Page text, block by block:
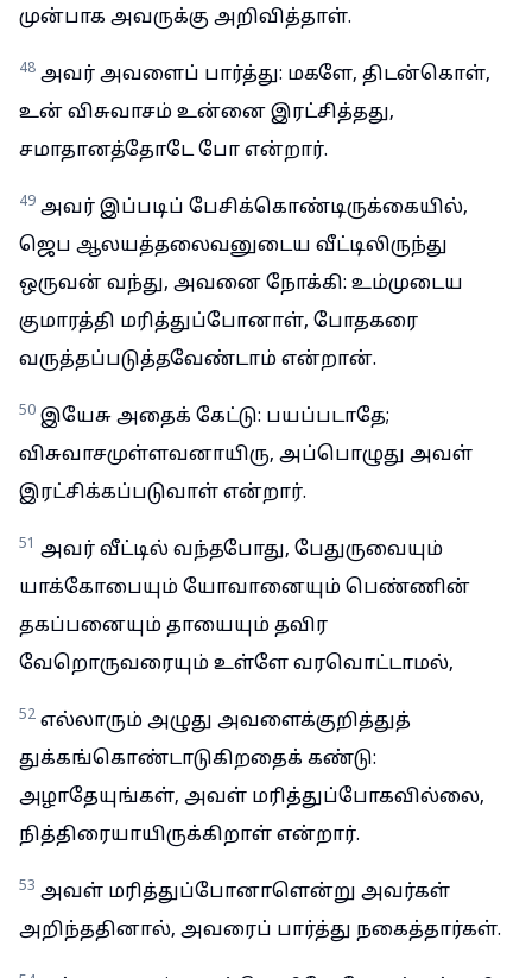
முன்பாக அவருக்கு அறிவித்தாள்.
48 அவர் அவளைப் பார்த்து: மகளே, திடன்கொள்,
உன் விசுவாசம் உன்னை இரட்சித்தது,
சமாதானத்தோடே போ என்றார்.
49 அவர் இப்படிப் பேசிக்கொண்டிருக்கையில்,
ஜெப ஆலயத்தலைவனுடைய வீட்டிலிருந்து
ஒருவன் வந்து, அவனை நோக்கி: உம்முடைய
குமாரத்தி மரித்துப்போனாள், போதகரை
வருத்தப்படுத்தவேண்டாம் என்றான்.
50 இயேசு அதைக் கேட்டு: பயப்படாதே;
விசுவாசமுள்ளவனாயிரு, அப்பொழுது அவள்
இரட்சிக்கப்படுவாள் என்றார்.
51 அவர் வீட்டில் வந்தபோது, பேதுருவையும்
யாக்கோபையும் யோவானையும் பெண்ணின்
தகப்பனையும் தாயையும் தவிர
வேறொருவரையும் உள்ளே வரவொட்டாமல்,
52 எல்லாரும் அழுது அவளைக்குறித்துத்
துக்கங்கொண்டாடுகிறதைக் கண்டு:
அழாதேயுங்கள், அவள் மரித்துப்போகவில்லை,
நித்திரையாயிருக்கிறாள் என்றார்.
53 அவள் மரித்துப்போனாளென்று அவர்கள்
அறிந்ததினால், அவரைப் பார்த்து நகைத்தார்கள்.